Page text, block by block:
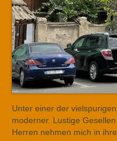
Unter einer der
moderner. Lustige
Herren nehmen mich in ihre